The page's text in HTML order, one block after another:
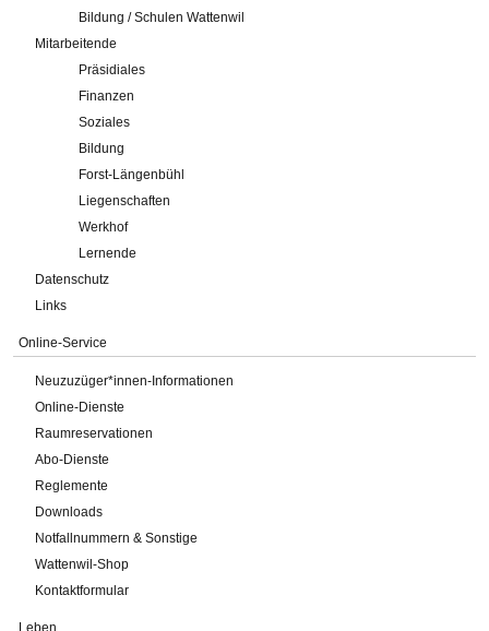
Bildung / Schulen Wattenwil
Mitarbeitende
Präsidiales
Finanzen
Soziales
Bildung
Forst-Längenbühl
Liegenschaften
Werkhof
Lernende
Datenschutz
Links
Online-Service
Neuzuzüger*innen-Informationen
Online-Dienste
Raumreservationen
Abo-Dienste
Reglemente
Downloads
Notfallnummern & Sonstige
Wattenwil-Shop
Kontaktformular
Leben